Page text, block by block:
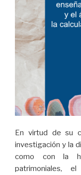
En virtud de su
investigación y la
como con la
patrimoniales,